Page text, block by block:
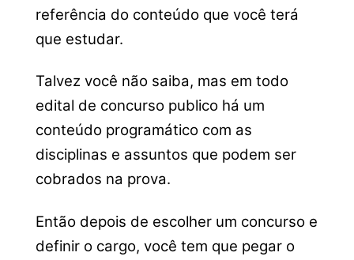
referência do conteúdo que você terá
que estudar.
Talvez você não saiba, mas em todo
edital de concurso publico há um
conteúdo programático com as
disciplinas e assuntos que podem ser
cobrados na prova.
Então depois de escolher um concurso e
definir o cargo, você tem que pegar o